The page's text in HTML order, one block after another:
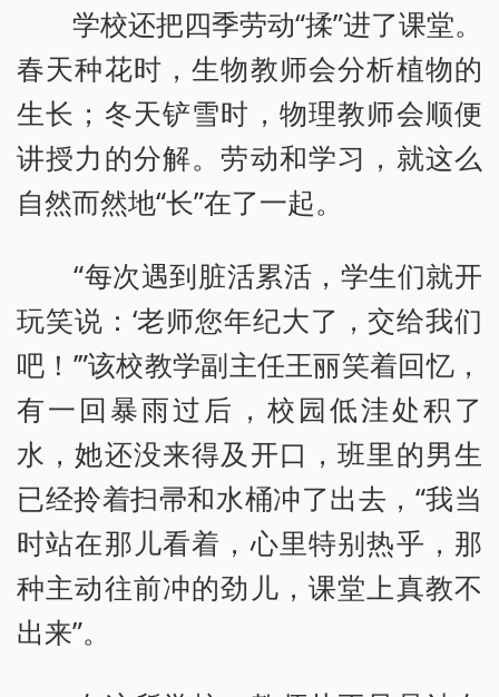
学校还把四季劳动“揉”进了课堂。
春天种花时，生物教师会分析植物的
生长；冬天铲雪时，物理教师会顺便
讲授力的分解。劳动和学习，就这么
自然而然地“长”在了一起。
“每次遇到脏活累活，学生们就开
玩笑说：‘老师您年纪大了，交给我们
吧！’”该校教学副主任王丽笑着回忆，
有一回暴雨过后，校园低洼处积了
水，她还没来得及开口，班里的男生
已经拎着扫帚和水桶冲了出去，“我当
时站在那儿看着，心里特别热乎，那
种主动往前冲的劲儿，课堂上真教不
出来”。